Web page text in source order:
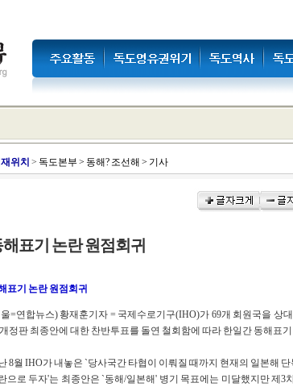
재위치 > 독도본부 > 동해? 조선해 > 기사
해표기 논란 원점회귀
표기 논란 원점회귀
=연합뉴스) 황재훈기자 = 국제수로기구(IHO)가 69개 회원국을 상
정판 최종안에 대한 찬반투표를 돌연 철회함에 따라 한일간 동해표
8월 IHO가 내놓은 `당사국간 타협이 이뤄질 때까지 현재의 일본해
으로 두자'는 최종안은 `동해/일본해' 병기 목표에는 미달했지만 제